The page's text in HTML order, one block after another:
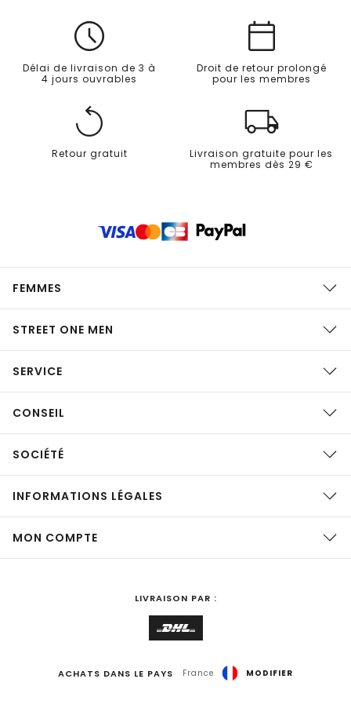
Délai de livraison de 3 à
4 jours ouvrables
Droit de retour prolongé
pour les membres
Retour gratuit
Livraison gratuite pour les
membres dès 29 €
FEMMES
STREET ONE MEN
SERVICE
CONSEIL
SOCIÉTÉ
INFORMATIONS LÉGALES
MON COMPTE
LIVRAISON PAR :
ACHATS DANS LE PAYS France MODIFIER